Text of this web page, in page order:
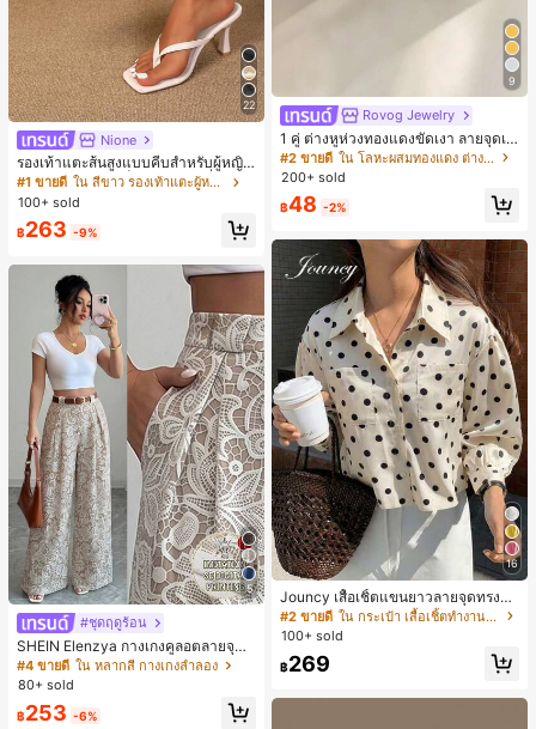
22
Nione
รองเท้าแตะส้นสูงแบบคีบสำหรับผู้หญิง
สไตล์คลาสสิก สีบล็อก สไตล์แฟรี่ฤดูร้อ
น ส้นเข็ม รองเท้าแตะแบบคีบ รองเท้าแ
ตะชายหาดแฟชั่นสายไขว้ รองเท้าผู้ห
ญิง สำหรับออฟฟิศ บ้าน กลางแจ้ง ดีไซ
น์หัวเหลี่ยม ชิคและหรูหรา สำหรับเดทไ
นท์
#1 ขายดี
ใน สีขาว รองเท้าแตะผู้หญิง
100+ sold
฿263 -9%
5
#ชุดฤดูร้อน
SHEIN Elenzya กางเกงคูลอตลายจุดเ
อวสูงแบบใหม่สำหรับฤดูใบไม้ผลิ/ฤดูร้อ
น, สไตล์หรูหราเหมาะสำหรับใส่ในชีวิต
ทจสำหรับฤดูรับปริญญา, เทศกาลดนตร
#4 ขายดี ใน หลากสี กางเกงลำลอง
80+ sold
฿253 -6%
9
Rovog Jewelry
1 คู่ ต่างหูห่วงทองแดงขัดเงา ลายจุดเร
ขาคณิตสไตล์มินิมอล เหมาะสำหรับสว
มใส่ประจำวันแบบสบายๆ สำหรับผู้หญิง
#2 ขายดี
ใน โลหะผสมทองแดง ต่างหูผู้หญิง
200+ sold
฿48 -2%
16
Jouncy เสื้อเชิ้ตแขนยาวลายจุดทรงหล
วมสำหรับผู้หญิง
#2 ขายดี
ใน กระเป๋า เสื้อเชิ้ตทำงานมีกระเป๋า
100+ sold
฿269